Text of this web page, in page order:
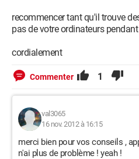
recommencer tant qu'il trouve
pas de votre ordinateurs
cordialement
Commenter 1
val3065
16 nov. 2012 à 16:15
merci bien pour vos conseils ,
n'ai plus de problème ! yeah !